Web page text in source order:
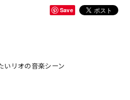
Save
いリオの音楽シーン